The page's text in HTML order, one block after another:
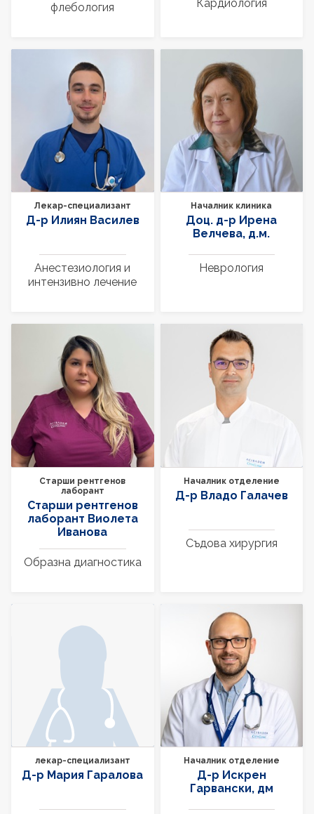
флебология Кардиология
Лекар-специализант
Д-р Илиян Василев
Анестезиология и
интензивно лечение
Началник клиника
Доц. д-р Ирена
Велчева, д.м.
Неврология
Старши рентгенов
лаборант
Старши рентгенов
лаборант Виолета
Иванова
Образна диагностика
Началник отделение
Д-р Владо Галачев
Съдова хирургия
лекар-специализант
Д-р Мария Гаралова
Началник отделение
Д-р Искрен
Гарвански, дм